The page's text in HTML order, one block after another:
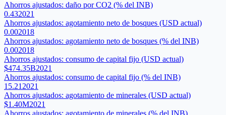
Ahorros ajustados: daño por CO2 (% del INB)
0.432021
Ahorros ajustados: agotamiento neto de bosques (USD actual)
0.002018
Ahorros ajustados: agotamiento neto de bosques (% del INB)
0.002018
Ahorros ajustados: consumo de capital fijo (USD actual)
$474.35B2021
Ahorros ajustados: consumo de capital fijo (% del INB)
15.21 2021
Ahorros ajustados: agotamiento de minerales (USD actual)
$1.40M2021
Ahorros ajustados: agotamiento de minerales (% del INB)